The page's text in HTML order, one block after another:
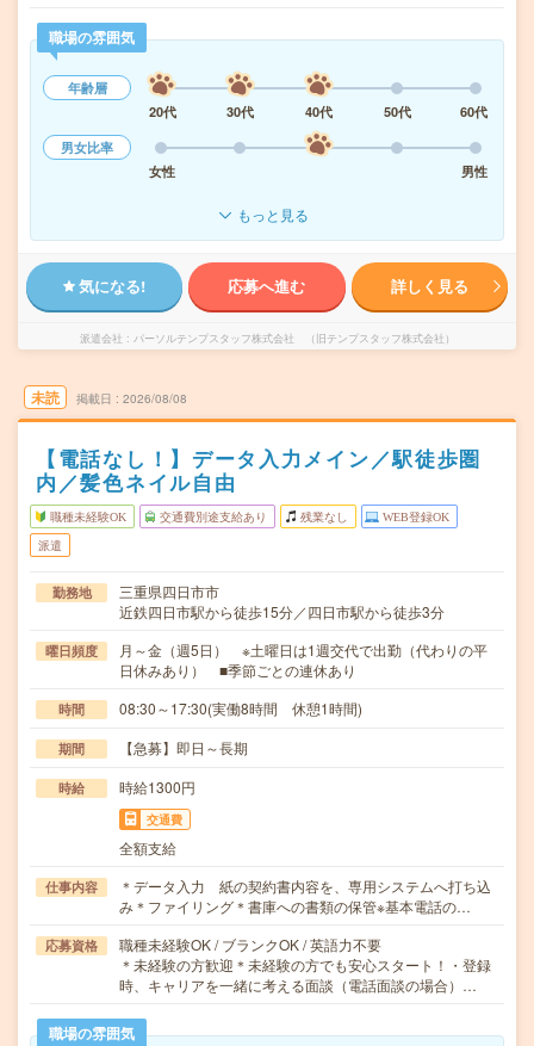
職場の雰囲気
年齢層
20代
30代 40代 50代
60代
男女比率
女性
男性
もっと見る
気になる! 応募へ進む 詳しく見る
派遣会社 パーソルテンプスタッフ株式会社 （旧テンプスタッフ株式会社）
未読 掲載日 2026/08/08
【電話なし！】データ入力メイン／駅徒歩圏
内／髪色ネイル自由
職種未経験OK 交通費別途支給あり 残業なし WEB登録OK
派遣
勤務地
三重県四日市市
近鉄四日市駅から徒歩15分／四日市駅から徒歩3分
曜日頻度
月～金（週5日） ※土曜日は1週交代で出勤（代わりの平
日休みあり） ■季節ごとの連休あり
時間 08:30～17:30(実働8時間 休憩1時間)
期間 【急募】即日～長期
時給 時給1300円
交通費
全額支給
仕事内容
＊データ入力 紙の契約書内容を、専用システムへ打ち込
み＊ファイリング＊書庫への書類の保管※基本電話の…
応募資格
職種未経験OK / ブランクOK / 英語力不要
＊未経験の方歓迎＊未経験の方でも安心スタート！・登録
時、キャリアを一緒に考える面談（電話面談の場合）…
職場の雰囲気